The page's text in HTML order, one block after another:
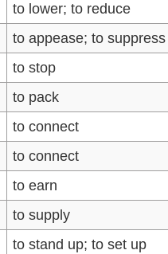
to lower; to reduce
to appease; to suppress
to stop
to pack
to connect
to connect
to earn
to supply
to stand up; to set up